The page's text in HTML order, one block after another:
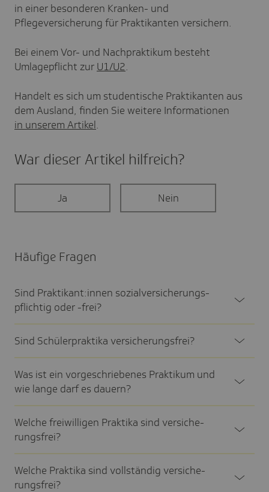
in einer besonderen Kranken- und
Pflegeversicherung für Praktikanten versichern.
Bei einem Vor- und Nachpraktikum besteht
Umlagepflicht zur U1/U2.
Handelt es sich um studentische Praktikanten aus
dem Ausland, finden Sie weitere Informationen
in unserem Artikel.
War dieser Artikel hilf­reich?
Ja Nein
Häufige Fragen
Sind Prak­ti­kan­t:innen sozi­al­ver­si­che­rungs­
pflichtig oder -frei?
Sind Schü­ler­prak­tika versi­che­rungs­frei?
Was ist ein vorge­schrie­benes Prak­tikum und
wie lange darf es dauern?
Welche frei­wil­ligen Prak­tika sind versi­che­
rungs­frei?
Welche Prak­tika sind voll­ständig versi­che­
rungs­frei?